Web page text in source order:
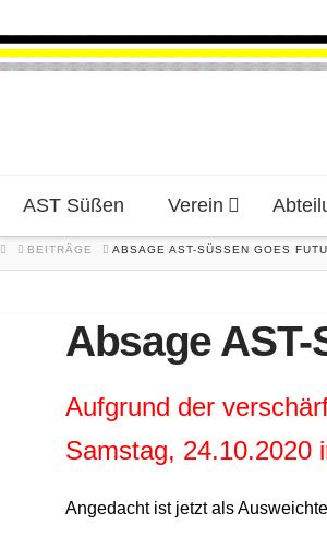
AST Süßen Verein
HOMEBEITRÄGE ABSAGE AST-SÜSSEN GOES
Absage
Aufgrund der
Samstag, 24.10.2020
Angedacht ist jetzt als